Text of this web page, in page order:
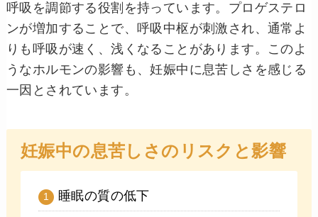
呼吸を調節する役割を持っています。プロゲステロ
ンが増加することで、呼吸中枢が刺激され、通常よ
りも呼吸が速く、浅くなることがあります。このよ
うなホルモンの影響も、妊娠中に息苦しさを感じる
一因とされています。
妊娠中の息苦しさのリスクと影響
睡眠の質の低下